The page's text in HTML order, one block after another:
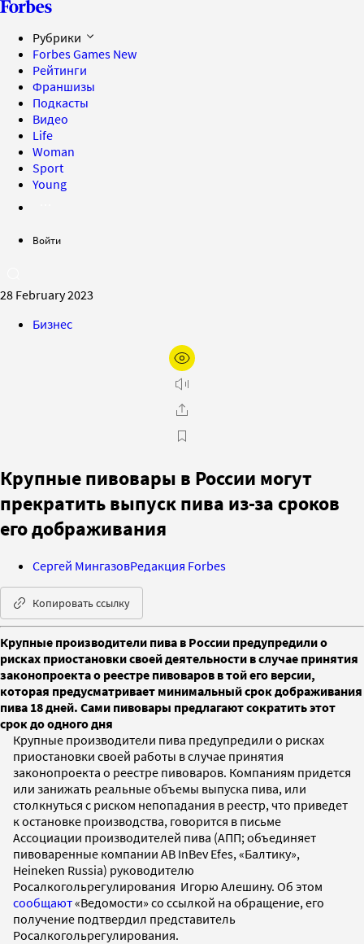
Рубрики
Forbes Games New
Рейтинги
Франшизы
Подкасты
Видео
Life
Woman
Sport
Young
Войти
28 February 2023
Бизнес
Крупные пивовары в России могут
прекратить выпуск пива из-за сроков
его дображивания
Сергей МингазовРедакция Forbes
Копировать ссылку
Крупные производители пива в России предупредили о
рисках приостановки своей деятельности в случае принятия
законопроекта о реестре пивоваров в той его версии,
которая предусматривает минимальный срок дображивания
пива 18 дней. Сами пивовары предлагают сократить этот
срок до одного дня
Крупные производители пива предупредили о рисках
приостановки своей работы в случае принятия
законопроекта о реестре пивоваров. Компаниям придется
или занижать реальные объемы выпуска пива, или
столкнуться с риском непопадания в реестр, что приведет
к остановке производства, говорится в письме
Ассоциации производителей пива (АПП; объединяет
пивоваренные компании AB InBev Efes, «Балтику»,
Heineken Russia) руководителю
Росалкогольрегулирования Игорю Алешину. Об этом
сообщают«Ведомости» со ссылкой на обращение, его
получение подтвердил представитель
Росалкогольрегулирования.